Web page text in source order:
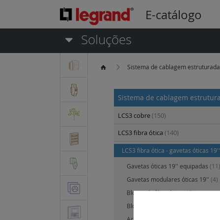
E-catálogo
Soluções
Sistema de cablagem estruturada
Sistema de cablagem
LCS3 cobre(150)
LCS3 fibra ótica (140)
LCS3 fibra ótica - gavetas óticas 19''
Gavetas óticas 19'' equipadas (11)
Gavetas modulares óticas 19'' (4)
Blocos de fibra ótica(17)
Blocos de cobre para gaveta ótica